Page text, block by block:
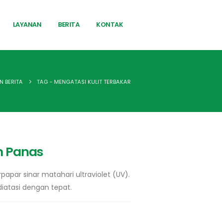
LAYANAN BERITA KONTAK
BERITA TAG - MENGATASI KULIT TERBAKAR
Panas
sinar matahari ultraviolet (UV).
dengan tepat.